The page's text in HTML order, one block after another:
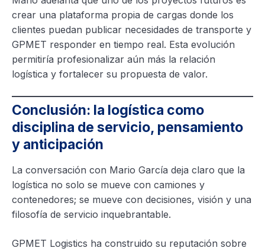
crear una plataforma propia de cargas donde los
clientes puedan publicar necesidades de transporte y
GPMET responder en tiempo real. Esta evolución
permitiría profesionalizar aún más la relación
logística y fortalecer su propuesta de valor.
Conclusión: la logística como
disciplina de servicio, pensamiento
y anticipación
La conversación con Mario García deja claro que la
logística no solo se mueve con camiones y
contenedores; se mueve con decisiones, visión y una
filosofía de servicio inquebrantable.
GPMET Logistics ha construido su reputación sobre